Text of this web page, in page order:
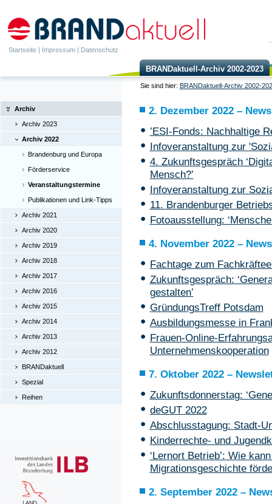
Startseite | Impressum | Datenschutz
BRANDaktuell-Archiv 2002-2023
Sie sind hier: BRANDaktuell-Archiv 2002-
Archiv
Archiv 2023
Archiv 2022
Brandenburg und Europa
Förderservice
Veranstaltungstermine
Publikationen und Link-Tipps
Archiv 2021
Archiv 2020
Archiv 2019
Archiv 2018
Archiv 2017
Archiv 2016
Archiv 2015
Archiv 2014
Archiv 2013
Archiv 2012
BRANDaktuell
Spezial
Reihen
2. Dezember 2022 –
’ESI-Fonds: Nachhaltige
Infoveranstaltung zur
4. Zukunftsgespräch
Mensch?’
Infoveranstaltung zur
11. Brandenburger
Fotoausstellung:
4. November 2022 –
Fachtage zum
Zukunftsgespräch:
gestalten’
GründungsTreff Potsdam
Ausbildungsmesse in
Frauen-Online-
Unternehmenskooperation
7. Oktober 2022 –
Zukunftsdonnerstag:
deGUT 2022
Abschlusstagung: Stadt-
Kinderrechte- und
‘Lernort Betrieb’: Wie
Migrationsgeschichte
2. September 2022 –